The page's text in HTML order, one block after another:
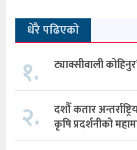
धेरै पढिएको
१. ट्याक्सीवाली
२.
दशौँ कतार
कृषि प्रदर्शनीको